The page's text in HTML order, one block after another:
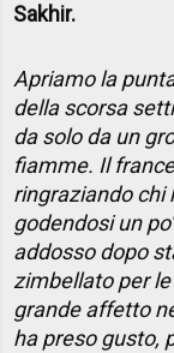
Sakhir.
Apriamo la
della scorsa
da solo da un
fiamme. Il
ringraziando chi
godendosi un
addosso dopo
zimbellato per
grande affetto
ha preso gusto,